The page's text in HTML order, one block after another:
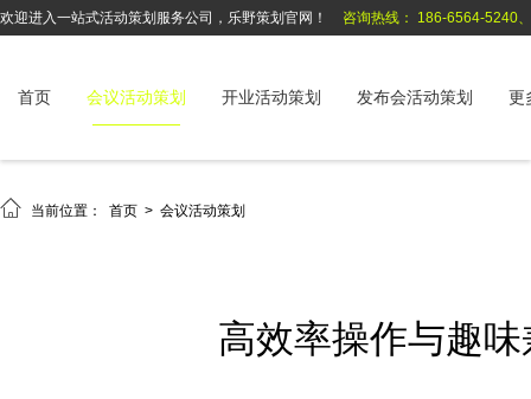
欢迎进入一站式活动策划服务公司，乐野策划官网！ 咨询热线： 186-6564-5240
首页 会议活动策划 开业活动策划 发布会活动策划 更
 当前位置： 首页 > 会议活动策划
高效率操作与趣